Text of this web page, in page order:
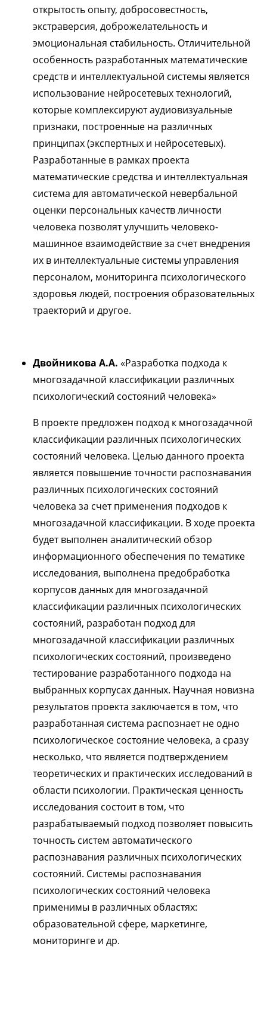
открытость опыту, добросовестность,
экстраверсия, доброжелательность и
эмоциональная стабильность. Отличительной
особенность разработанных математические
средств и интеллектуальной системы является
использование нейросетевых технологий,
которые комплексируют аудиовизуальные
признаки, построенные на различных
принципах (экспертных и нейросетевых).
Разработанные в рамках проекта
математические средства и интеллектуальная
система для автоматической невербальной
оценки персональных качеств личности
человека позволят улучшить человеко-
машинное взаимодействие за счет внедрения
их в интеллектуальные системы управления
персоналом, мониторинга психологического
здоровья людей, построения образовательных
траекторий и другое.
Двойникова А.А. «Разработка подхода к
многозадачной классификации различных
психологический состояний человека»
В проекте предложен подход к многозадачной
классификации различных психологических
состояний человека. Целью данного проекта
является повышение точности распознавания
различных психологических состояний
человека за счет применения подходов к
многозадачной классификации. В ходе проекта
будет выполнен аналитический обзор
информационного обеспечения по тематике
исследования, выполнена предобработка
корпусов данных для многозадачной
классификации различных психологических
состояний, разработан подход для
многозадачной классификации различных
психологических состояний, произведено
тестирование разработанного подхода на
выбранных корпусах данных. Научная новизна
результатов проекта заключается в том, что
разработанная система распознает не одно
психологическое состояние человека, а сразу
несколько, что является подтверждением
теоретических и практических исследований в
области психологии. Практическая ценность
исследования состоит в том, что
разрабатываемый подход позволяет повысить
точность систем автоматического
распознавания различных психологических
состояний. Системы распознавания
психологических состояний человека
применимы в различных областях:
образовательной сфере, маркетинге,
мониторинге и др.